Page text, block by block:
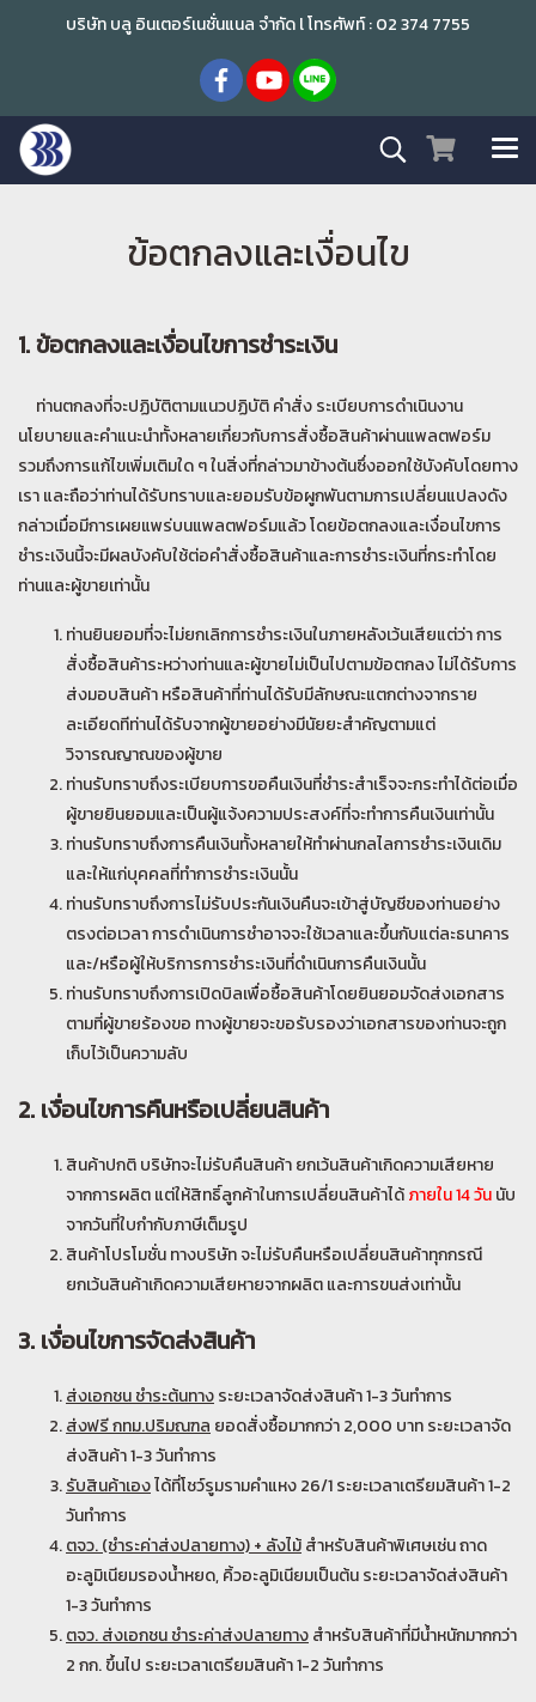
บริษัท บลู อินเตอร์เนชั่นแนล จำกัด l โทรศัพท์ : 02 374 7755
ข้อตกลงและเงื่อนไข
1. ข้อตกลงและเงื่อนไขการชำระเงิน
ท่านตกลงที่จะปฏิบัติตามแนวปฏิบัติ คำสั่ง ระเบียบการดำเนินงาน
นโยบายและคำแนะนำทั้งหลายเกี่ยวกับการสั่งซื้อสินค้าผ่านแพลตฟอร์ม
รวมถึงการแก้ไขเพิ่มเติมใด ๆ ในสิ่งที่กล่าวมาข้างต้นซึ่งออกใช้บังคับโดยทาง
เรา และถือว่าท่านได้รับทราบและยอมรับข้อผูกพันตามการเปลี่ยนแปลงดัง
กล่าวเมื่อมีการเผยแพร่บนแพลตฟอร์มแล้ว โดยข้อตกลงและเงื่อนไขการ
ชำระเงินนี้จะมีผลบังคับใช้ต่อคำสั่งซื้อสินค้าและการชำระเงินที่กระทำโดย
ท่านและผู้ขายเท่านั้น
ท่านยินยอมที่จะไม่ยกเลิกการชำระเงินในภายหลังเว้นเสียแต่ว่า การ
สั่งซื้อสินค้าระหว่างท่านและผู้ขายไม่เป็นไปตามข้อตกลง ไม่ได้รับการ
ส่งมอบสินค้า หรือสินค้าที่ท่านได้รับมีลักษณะแตกต่างจากราย
ละเอียดทีท่านได้รับจากผู้ขายอย่างมีนัยยะสำคัญตามแต่
วิจารณญาณของผู้ขาย
ท่านรับทราบถึงระเบียบการขอคืนเงินที่ชำระสำเร็จจะกระทำได้ต่อเมื่อ
ผู้ขายยินยอมและเป็นผู้แจ้งความประสงค์ที่จะทำการคืนเงินเท่านั้น
ท่านรับทราบถึงการคืนเงินทั้งหลายให้ทำผ่านกลไลการชำระเงินเดิม
และให้แก่บุคคลที่ทำการชำระเงินนั้น
ท่านรับทราบถึงการไม่รับประกันเงินคืนจะเข้าสู่บัญชีของท่านอย่าง
ตรงต่อเวลา การดำเนินการชำอาจจะใช้เวลาและขึ้นกับแต่ละธนาคาร
และ/หรือผู้ให้บริการการชำระเงินที่ดำเนินการคืนเงินนั้น
ท่านรับทราบถึงการเปิดบิลเพื่อซื้อสินค้าโดยยินยอมจัดส่งเอกสาร
ตามที่ผู้ขายร้องขอ ทางผู้ขายจะขอรับรองว่าเอกสารของท่านจะถูก
เก็บไว้เป็นความลับ
2. เงื่อนไขการคืนหรือเปลี่ยนสินค้า
สินค้าปกติ บริษัทจะไม่รับคืนสินค้า ยกเว้นสินค้าเกิดความเสียหาย
จากการผลิต แต่ให้สิทธิ์ลูกค้าในการเปลี่ยนสินค้าได้ภายใน 14 วันนับ
จากวันที่ใบกำกับภาษีเต็มรูป
สินค้าโปรโมชั่น ทางบริษัท จะไม่รับคืนหรือเปลี่ยนสินค้าทุกกรณี
ยกเว้นสินค้าเกิดความเสียหายจากผลิต และการขนส่งเท่านั้น
3. เงื่อนไขการจัดส่งสินค้า
ส่งเอกชน ชำระต้นทางระยะเวลาจัดส่งสินค้า 1-3 วันทำการ
ส่งฟรี กทม.ปริมณฑล ยอดสั่งซื้อมากกว่า 2,000 บาท ระยะเวลาจัด
ส่งสินค้า 1-3 วันทำการ
รับสินค้าเองได้ที่โชว์รูมรามคำแหง 26/1 ระยะเวลาเตรียมสินค้า 1-2
วันทำการ
ตจว. (ชำระค่าส่งปลายทาง) + ลังไม้สำหรับสินค้าพิเศษเช่น ถาด
อะลูมิเนียมรองน้ำหยด, คิ้วอะลูมิเนียมเป็นต้น ระยะเวลาจัดส่งสินค้า
1-3 วันทำการ
ตจว. ส่งเอกชน ชำระค่าส่งปลายทางสำหรับสินค้าที่มีน้ำหนักมากกว่า
2 กก. ขึ้นไป ระยะเวลาเตรียมสินค้า 1-2 วันทำการ